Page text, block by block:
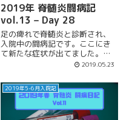
2019年 脊髄炎闘病記
vol.13 – Day 28
足の痺れで脊髄炎と診断され、
入院中の闘病記です。ここにき
て新たな症状が出てました。他
には「痛み」との関係について
2019.05.23
2019年5-6月入院記